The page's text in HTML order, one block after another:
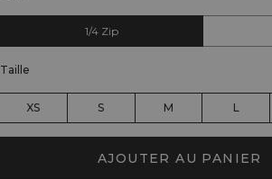
1/4 Zip
Taille
XS S M L
AJOUTER AU PANIER